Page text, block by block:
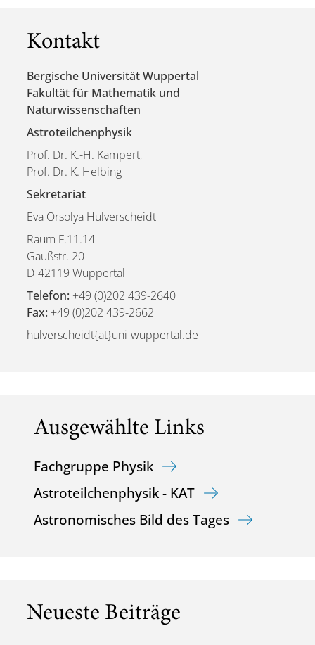
Kontakt
Bergische Universität Wuppertal
Fakultät für Mathematik und
Naturwissenschaften
Astroteilchenphysik
Prof. Dr. K.-H. Kampert,
Prof. Dr. K. Helbing
Sekretariat
Eva Orsolya Hulverscheidt
Raum F.11.14
Gaußstr. 20
D-42119 Wuppertal
Telefon: +49 (0)202 439-2640
Fax: +49 (0)202 439-2662
hulverscheidt{at}uni-wuppertal.de
Ausgewählte Links
Fachgruppe Physik
Astroteilchenphysik - KAT
Astronomisches Bild des Tages
Neueste Beiträge